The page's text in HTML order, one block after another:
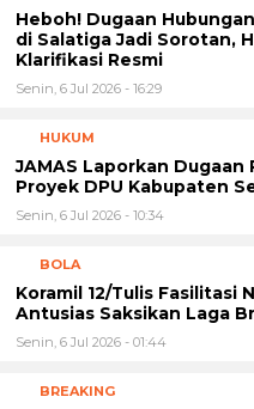
Heboh! Dugaan
di Salatiga Jadi Sorotan,
Klarifikasi Resmi
Senin, 6 Jul 2026 - 16:29
HUKUM
JAMAS Laporkan
Proyek DPU Kabupaten
Senin, 6 Jul 2026 - 10:34
BOLA
Koramil 12/Tulis Fasilitasi
Antusias Saksikan Laga
Senin, 6 Jul 2026 - 01:44
BREAKING